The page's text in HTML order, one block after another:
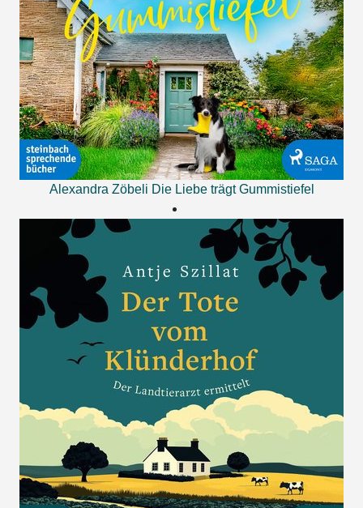
Alexandra Zöbeli Die Liebe trägt Gummistiefel